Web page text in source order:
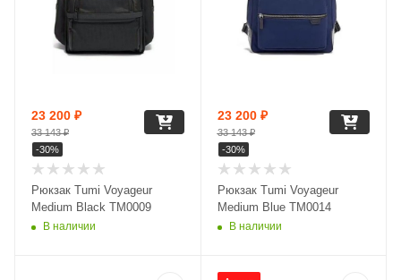
Рюкзак Tumi Voyageur
Medium Black TM0009
В наличии
23 200 ₽
33 143₽
-30%
Рюкзак Tumi Voyageur
Medium Blue TM0014
В наличии
23 200₽
33 143₽
-30%